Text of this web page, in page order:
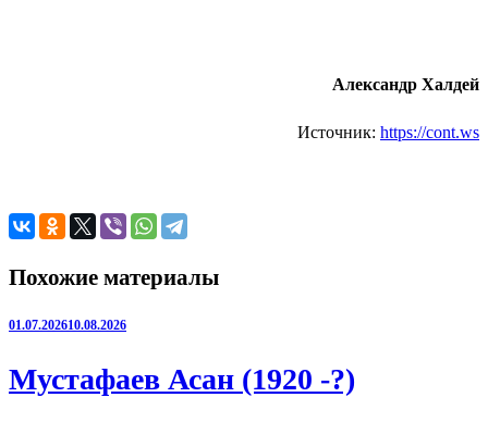
Александр Халдей
Источник: https://cont.ws
Похожие материалы
01.07.202610.08.2026
Мустафаев Асан (1920 -?)